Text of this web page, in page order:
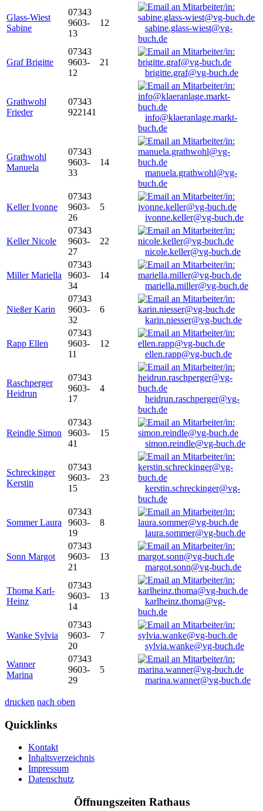
Glass-Wiest
Sabine
07343
9603-
13
12
sabine.glass-wiest@vg-
buch.de
Graf Brigitte
07343
9603-
12
21
brigitte.graf@vg-buch.de
Grathwohl
Frieder
07343
922141
info@klaeranlage.markt-
buch.de
Grathwohl
Manuela
07343
9603-
33
14
manuela.grathwohl@vg-
buch.de
Keller Ivonne
07343
9603-
26
5
ivonne.keller@vg-buch.de
Keller Nicole
07343
9603-
27
22
nicole.keller@vg-buch.de
Miller Mariella
07343
9603-
34
14
mariella.miller@vg-buch.de
Nießer Karin
07343
9603-
32
6
karin.niesser@vg-buch.de
Rapp Ellen
07343
9603-
11
12
ellen.rapp@vg-buch.de
Raschperger
Heidrun
07343
9603-
17
4
heidrun.raschperger@vg-
buch.de
Reindle Simon
07343
9603-
41
15
simon.reindle@vg-buch.de
Schreckinger
Kerstin
07343
9603-
15
23
kerstin.schreckinger@vg-
buch.de
Sommer Laura
07343
9603-
19
8
laura.sommer@vg-buch.de
Sonn Margot
07343
9603-
21
13
margot.sonn@vg-buch.de
Thoma Karl-
Heinz
07343
9603-
14
13
karlheinz.thoma@vg-
buch.de
Wanke Sylvia
07343
9603-
20
7
sylvia.wanke@vg-buch.de
Wanner
Marina
07343
9603-
29
5
marina.wanner@vg-buch.de
drucken nach oben
Quicklinks
Kontakt
Inhaltsverzeichnis
Impressum
Datenschutz
Öffnungszeiten Rathaus